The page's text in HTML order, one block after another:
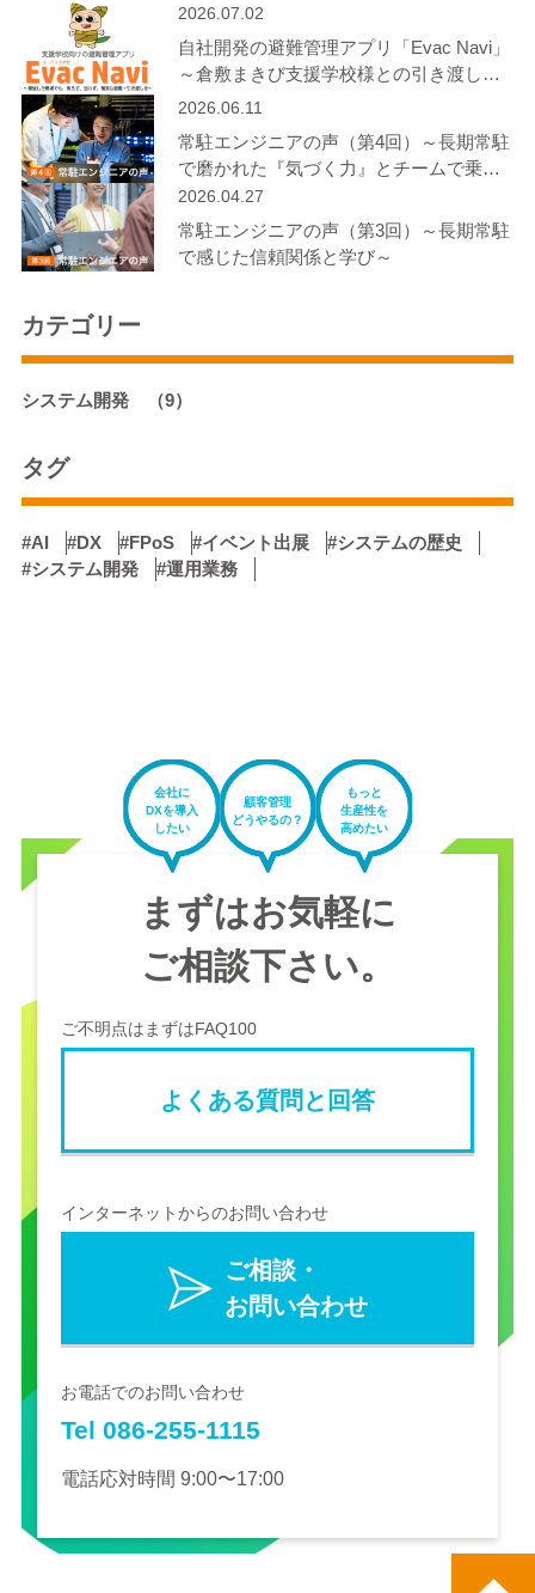
2026.07.02
自社開発の避難管理アプリ「Evac Navi」
～倉敷まきび支援学校様との引き渡し訓
練で見えた”日常に溶け込む防災”～
2026.06.11
常駐エンジニアの声（第4回）～長期常駐
で磨かれた『気づく力』とチームで乗り
越える開発～
2026.04.27
常駐エンジニアの声（第3回）～長期常駐
で感じた信頼関係と学び～
カテゴリー
システム開発 （9）
タグ
#AI #DX #FPoS #イベント出展
#システムの歴史
#システム開発
#運用業務
会社に
DXを導入
したい
顧客管理
どうやるの？
もっと
生産性を
高めたい
まずはお気軽に
ご相談下さい。
ご不明点はまずはFAQ100
よくある質問と回答
インターネットからのお問い合わせ
ご相談・
お問い合わせ
お電話でのお問い合わせ
Tel 086-255-1115
電話応対時間 9:00〜17:00